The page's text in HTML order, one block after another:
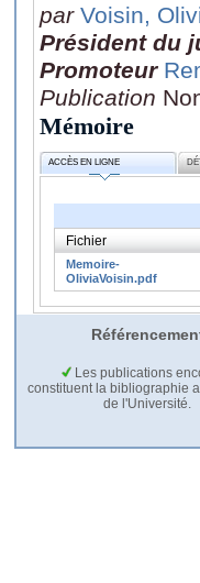
par Voisin,
Président du
Promoteur
Publication
Mémoire
ACCÈS EN LIGNE
Fichier
Memoire-
OliviaVoisin.pdf
Les publications
constituent la bibliographie
de l'Université.